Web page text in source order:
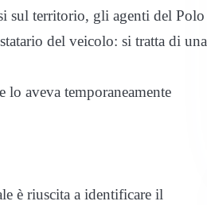
sul territorio, gli agenti del Polo
del veicolo: si tratta di una
lo aveva temporaneamente
è riuscita a identificare il